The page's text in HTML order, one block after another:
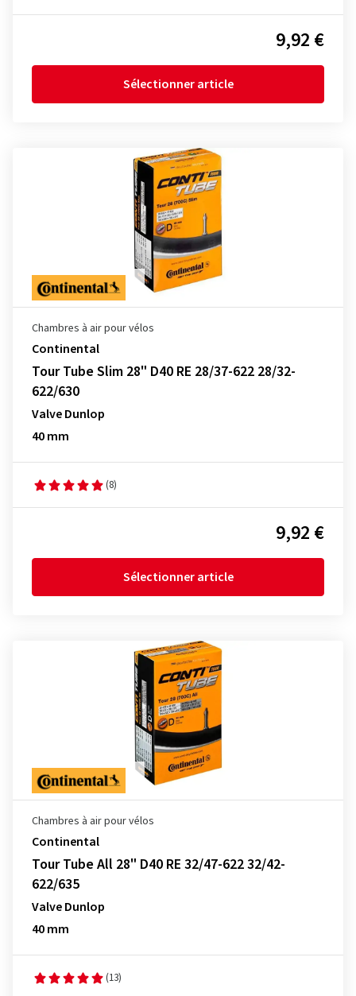
9,92 €
Sélectionner article
Chambres à air pour vélos
Continental
Tour Tube Slim 28" D40 RE 28/37-622 28/32-
622/630
Valve Dunlop
40 mm
(8)
9,92 €
Sélectionner article
Chambres à air pour vélos
Continental
Tour Tube All 28" D40 RE 32/47-622 32/42-
622/635
Valve Dunlop
40 mm
(13)